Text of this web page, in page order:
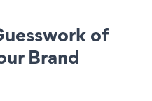
of
Brand